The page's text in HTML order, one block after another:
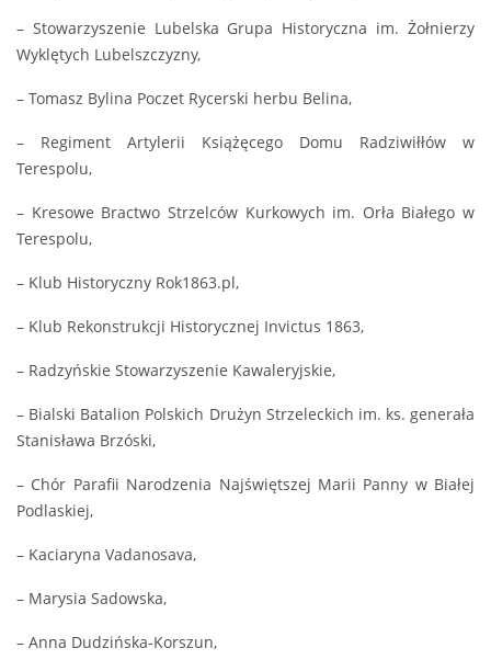
– Stowarzyszenie Lubelska Grupa Historyczna im. Żołnierzy
Wyklętych Lubelszczyzny,
– Tomasz Bylina Poczet Rycerski herbu Belina,
– Regiment Artylerii Książęcego Domu Radziwiłłów w
Terespolu,
– Kresowe Bractwo Strzelców Kurkowych im. Orła Białego w
Terespolu,
– Klub Historyczny Rok1863.pl,
– Klub Rekonstrukcji Historycznej Invictus 1863,
– Radzyńskie Stowarzyszenie Kawaleryjskie,
– Bialski Batalion Polskich Drużyn Strzeleckich im. ks. generała
Stanisława Brzóski,
– Chór Parafii Narodzenia Najświętszej Marii Panny w Białej
Podlaskiej,
– Kaciaryna Vadanosava,
– Marysia Sadowska,
– Anna Dudzińska-Korszun,